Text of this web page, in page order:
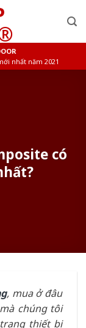
nhất năm 2021
có
, mua ở đâu
chúng tôi
thiết bị